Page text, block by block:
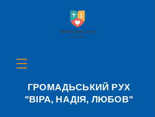
ГРОМАДЬСЬКИЙ РУХ
"ВІРА, НАДІЯ, ЛЮБОВ"